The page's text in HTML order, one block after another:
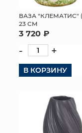
ВАЗА "КЛЕМАТИС"
23 СМ
3 720 ₽
- +
В КОРЗИНУ